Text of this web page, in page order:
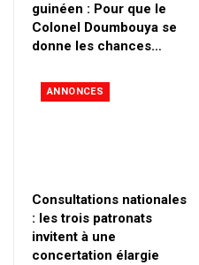
guinéen : Pour que le
Colonel Doumbouya se
donne les chances…
ANNONCES
Consultations nationales
: les trois patronats
invitent à une
concertation élargie